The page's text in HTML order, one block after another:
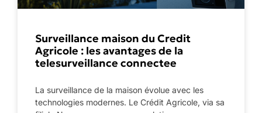
Surveillance maison du Credit
Agricole : les avantages de la
telesurveillance connectee
La surveillance de la maison évolue avec les
technologies modernes. Le Crédit Agricole, via sa